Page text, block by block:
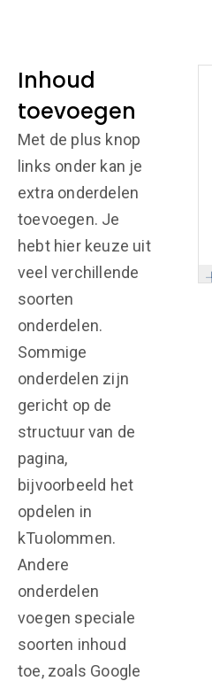
Inhoud
toevoegen
Met de plus knop
links onder kan je
extra onderdelen
toevoegen. Je
hebt hier keuze uit
veel verchillende
soorten
onderdelen.
Sommige
onderdelen zijn
gericht op de
structuur van de
pagina,
bijvoorbeeld het
opdelen in
kTuolommen.
Andere
onderdelen
voegen speciale
soorten inhoud
toe, zoals Google